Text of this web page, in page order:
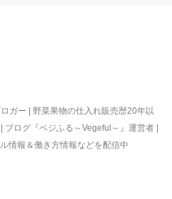
ガー | 野菜果物の仕入れ販売歴20年以
ログ『ベジふる～Vegeful～』運営者 |
情報＆働き方情報などを配信中